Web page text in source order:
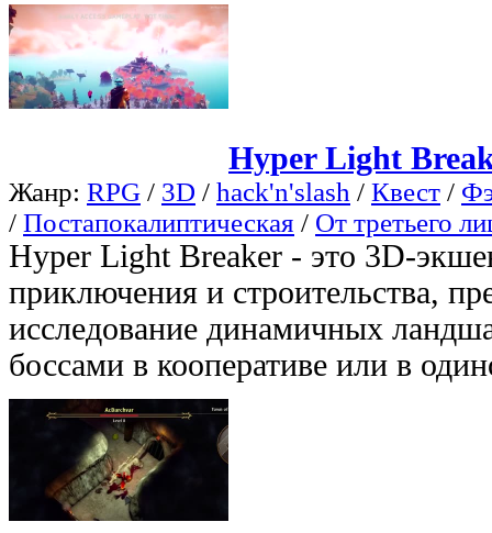
Hyper Light
Жанр: RPG / 3D / hack'n'slash / Квест /
/ Постапокалиптическая / От третьего
Hyper Light Breaker - это 3D-
приключения и строительства,
исследование динамичных
боссами в кооперативе или в